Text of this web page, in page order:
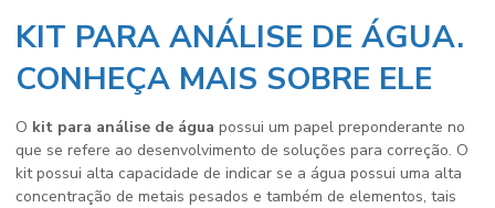
KIT PARA ANÁLISE DE ÁGUA.
CONHEÇA MAIS SOBRE ELE
O kit para análise de água possui um papel preponderante no
que se refere ao desenvolvimento de soluções para correção. O
kit possui alta capacidade de indicar se a água possui uma alta
concentração de metais pesados e também de elementos, tais